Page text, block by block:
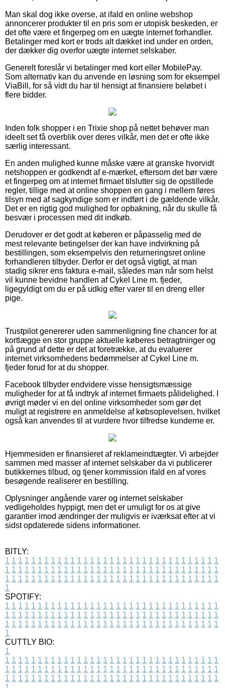
Man skal dog ikke overse, at ifald en online webshop
annoncerer produkter til en pris som er utopisk beskeden, er
det ofte være et fingerpeg om en uægte internet forhandler.
Betalinger med kort er trods alt dækket ind under en orden,
der dækker dig overfor uægte internet selskaber.
Generelt foreslår vi betalinger med kort eller MobilePay.
Som alternativ kan du anvende en løsning som for eksempel
ViaBill, for så vidt du har til hensigt at finansiere beløbet i
flere bidder.
Inden folk shopper i en Trixie shop på nettet behøver man
ideelt set få overblik over deres vilkår, men det er ofte ikke
særlig interessant.
En anden mulighed kunne måske være at granske hvorvidt
netshoppen er godkendt af e-mærket, eftersom det bør være
et fingerpeg om at internet firmaet tilslutter sig de opstillede
regler, tillige med at online shoppen en gang i mellem føres
tilsyn med af sagkyndige som er indført i de gældende vilkår.
Det er en rigtig god mulighed for opbakning, når du skulle få
besvær i processen med dit indkøb.
Derudover er det godt at køberen er påpasselig med de
mest relevante betingelser der kan have indvirkning på
bestillingen, som eksempelvis den returneringsret online
forhandleren tilbyder. Derfor er det også vigtigt, at man
stadig sikrer ens faktura e-mail, således man når som helst
vil kunne bevidne handlen af Cykel Line m. fjeder,
ligegyldigt om du er på udkig efter varer til en dreng eller
pige.
Trustpilot genererer uden sammenligning fine chancer for at
kortlægge en stor gruppe aktuelle køberes betragtninger og
på grund af dette er det at foretrække, at du evaluerer
internet virksomhedens bedømmelser af Cykel Line m.
fjeder forud for at du shopper.
Facebook tilbyder endvidere visse hensigtsmæssige
muligheder for at få indtryk af internet firmaets pålidelighed. I
øvrigt møder vi en del online virksomheder som gør det
muligt at registrere en anmeldelse af købsoplevelsen, hvilket
også kan anvendes til at vurdere hvor tilfredse kunderne er.
Hjemmesiden er finansieret af reklameindtægter. Vi arbejder
sammen med masser af internet selskaber da vi publicerer
butikkernes tilbud, og tjener kommission ifald en af vores
besøgende realiserer en bestilling.
Oplysninger angående varer og internet selskaber
vedligeholdes hyppigt, men det er umuligt for os at give
garantier imod ændringer der muligvis er iværksat efter at vi
sidst opdaterede sidens informationer.
BITLY:
1 1 1 1 1 1 1 1 1 1 1 1 1 1 1 1 1 1 1 1 1 1 1 1 1 1 1 1 1 1 1 1 1
1 1 1 1 1 1 1 1 1 1 1 1 1 1 1 1 1 1 1 1 1 1 1 1 1 1 1 1 1 1 1 1 1
1 1 1 1 1 1 1 1 1 1 1 1 1 1 1 1 1 1 1 1 1 1 1 1 1 1 1 1 1 1 1 1 1
1
SPOTIFY:
1 1 1 1 1 1 1 1 1 1 1 1 1 1 1 1 1 1 1 1 1 1 1 1 1 1 1 1 1 1 1 1 1
1 1 1 1 1 1 1 1 1 1 1 1 1 1 1 1 1 1 1 1 1 1 1 1 1 1 1 1 1 1 1 1 1
1 1 1 1 1 1 1 1 1 1 1 1 1 1 1 1 1 1 1 1 1 1 1 1 1 1 1 1 1 1 1 1 1
1
CUTTLY BIO:
1
1 1 1 1 1 1 1 1 1 1 1 1 1 1 1 1 1 1 1 1 1 1 1 1 1 1 1 1 1 1 1 1 1
1 1 1 1 1 1 1 1 1 1 1 1 1 1 1 1 1 1 1 1 1 1 1 1 1 1 1 1 1 1 1 1 1
1 1 1 1 1 1 1 1 1 1 1 1 1 1 1 1 1 1 1 1 1 1 1 1 1 1 1 1 1 1 1 1 1